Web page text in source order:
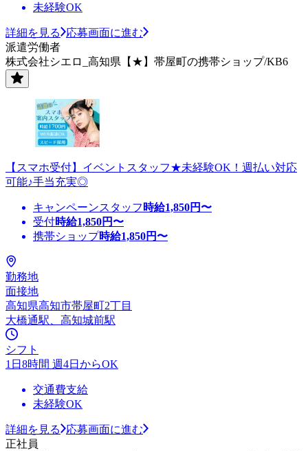
未経験OK
詳細を見る
応募画面に進む
派遣労働者
株式会社シエロ_高知県【★】帯屋町の携帯ショップ/KB6
【スマホ受付】イベントスタッフ★未経験OK！週払い対応
可能♪手当充実◎
キャンペーンスタッフ 時給1,850円〜
受付時給1,850円〜
携帯ショップ時給1,850円〜
勤務地
面接地
高知県高知市帯屋町2丁目
大橋通駅、高知城前駅
シフト
1日8時間 週4日からOK
交通費支給
未経験OK
詳細を見る
応募画面に進む
正社員